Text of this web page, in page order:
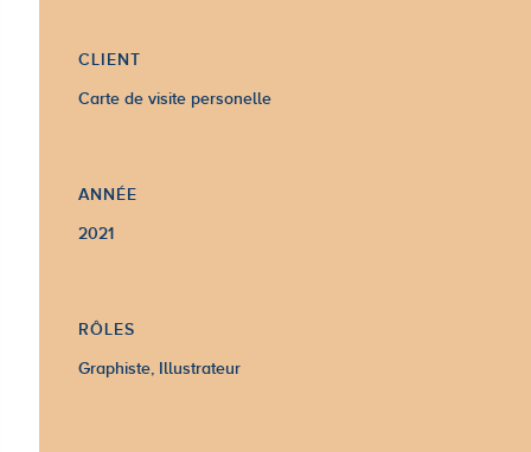
CLIENT
Carte de visite personelle
ANNÉE
2021
RÔLES
Graphiste, Illustrateur